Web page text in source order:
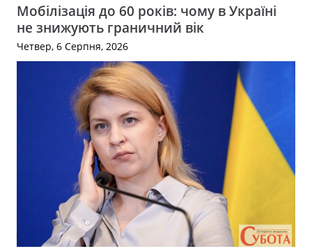
Мобілізація до 60 років: чому в Україні
не знижують граничний вік
Четвер, 6 Серпня, 2026